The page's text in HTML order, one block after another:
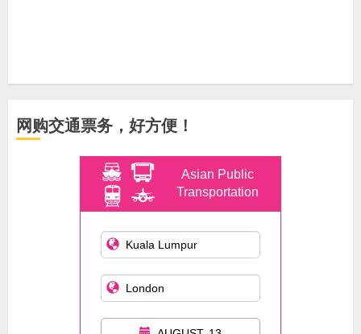
网购交通票务，好方便！
Asian Public
Transportation